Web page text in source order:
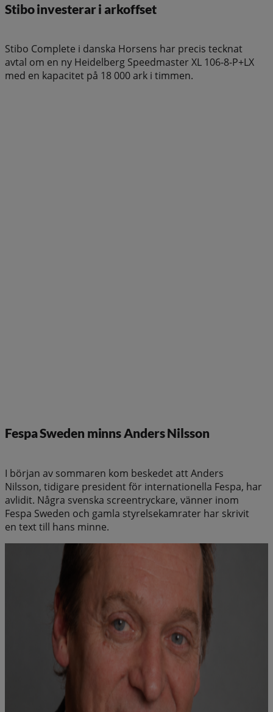
Stibo investerar i arkoffset
Stibo Complete i danska Horsens har precis tecknat
avtal om en ny Heidelberg Speedmaster XL 106-8-P+LX
med en kapacitet på 18 000 ark i timmen.
Fespa Sweden minns Anders Nilsson
I början av sommaren kom beskedet att Anders
Nilsson, tidigare president för internationella Fespa, har
avlidit. Några svenska screentryckare, vänner inom
Fespa Sweden och gamla styrelsekamrater har skrivit
en text till hans minne.